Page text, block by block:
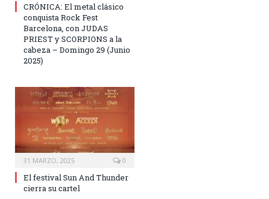
CRÓNICA: El metal clásico
conquista Rock Fest
Barcelona, con JUDAS
PRIEST y SCORPIONS a la
cabeza – Domingo 29 (Junio
2025)
31 MARZO, 2025 0
El festival Sun And Thunder
cierra su cartel